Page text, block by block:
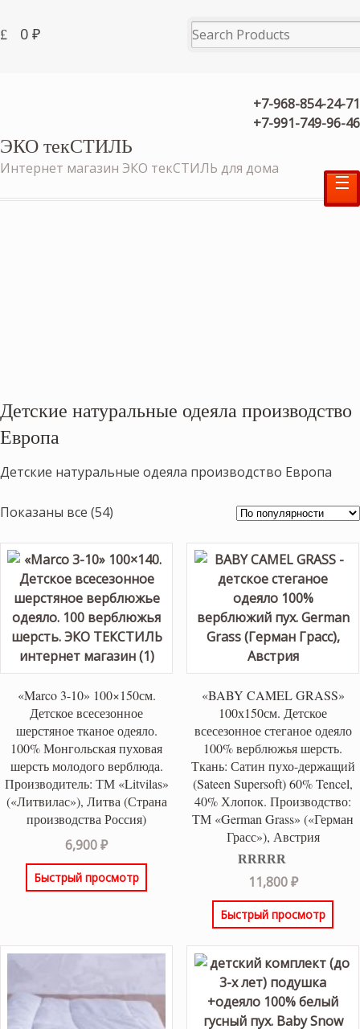
0₽
+7-968-854-24-71
+7-991-749-96-46
ЭКО текСТИЛЬ
Интернет магазин ЭКО текСТИЛЬ для дома
☰
Детские натуральные одеяла производство
Европа
Детские натуральные одеяла производство Европа
Показаны все (54)
популярности
«Marco 3-10» 100×150см.
Детское всесезонное
шерстяное тканое одеяло.
100% Монгольская пуховая
шерсть молодого верблюда.
Производитель: ТМ «Litvilas»
(«Литвилас»), Литва (Страна
производства Россия)
6,900₽
Быстрый просмотр
«BABY CAMEL GRASS»
100х150см. Детское
всесезонное стеганое одеяло
100% верблюжья шерсть.
Ткань: Сатин пухо-держащий
(Sateen Supersoft) 60% Tencel,
40% Хлопок. Производство:
ТМ «German Grass» («Герман
Грасс»), Австрия
Оценка5.00
из 5
11,800₽
Быстрый просмотр